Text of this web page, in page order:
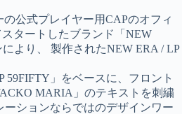
公式プレイヤー用CAPのオフィ
タートしたブランド「NEW
より、 製作されたNEW ERA / LP
59FIFTY」をベースに、フロント
MARIA」のテキストを刺繍
ーションならではのデザインワー